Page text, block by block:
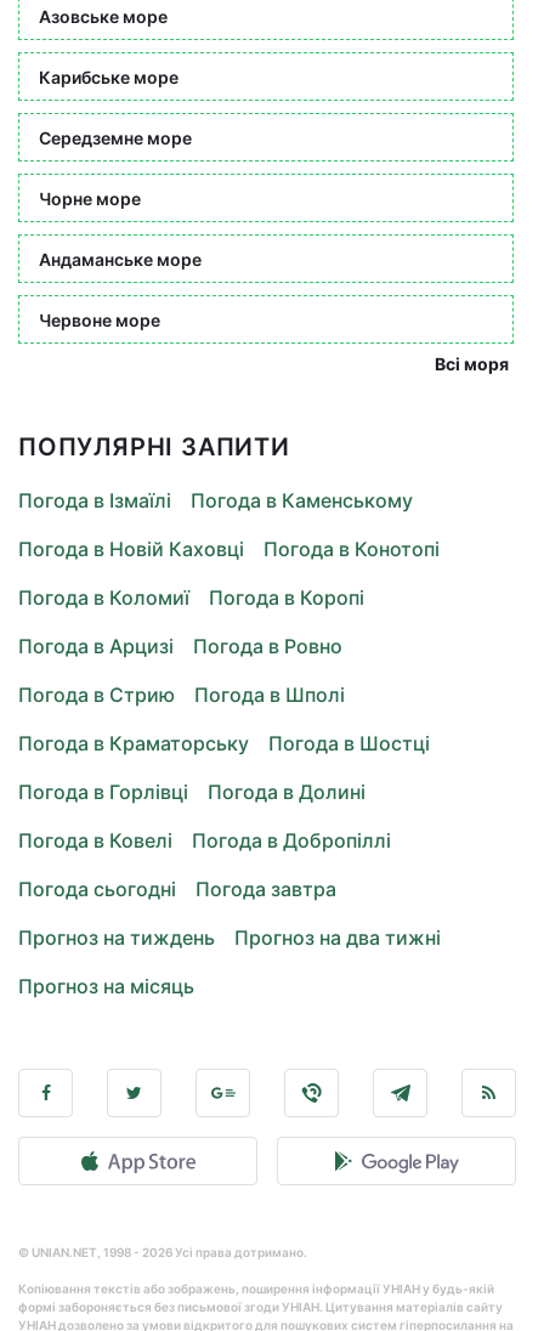
Азовське море
Карибське море
Середземне море
Чорне море
Андаманське море
Червоне море
Всі моря
ПОПУЛЯРНІ ЗАПИТИ
Погода в Ізмаїлі
Погода в Каменському
Погода в Новій Каховці
Погода в Конотопі
Погода в Коломиї
Погода в Коропі
Погода в Арцизі
Погода в Ровно
Погода в Стрию
Погода в Шполі
Погода в Краматорську
Погода в Шостці
Погода в Горлівці
Погода в Долині
Погода в Ковелі
Погода в Добропіллі
Погода сьогодні
Погода завтра
Прогноз на тиждень
Прогноз на два тижні
Прогноз на місяць
© UNIAN.NET, 1998 - 2026 Усі права дотримано.
Копіювання текстів або зображень, поширення інформації УНІАН у будь-якій
формі забороняється без письмової згоди УНІАН. Цитування матеріалів сайту
УНІАН дозволено за умови відкритого для пошукових систем гіперпосилання на